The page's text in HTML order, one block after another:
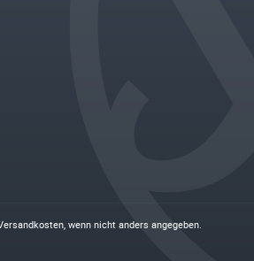
, wenn nicht anders angegeben.